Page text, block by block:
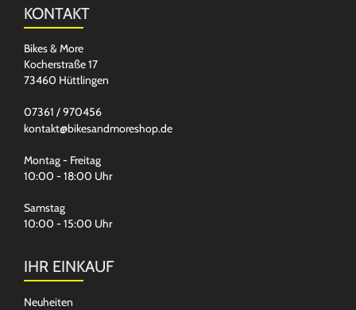
KONTAKT
Bikes & More
Kocherstraße 17
73460 Hüttlingen
07361 / 970456
kontakt@bikesandmoreshop.de
Montag - Freitag
10:00 - 18:00 Uhr
Samstag
10:00 - 15:00 Uhr
IHR EINKAUF
Neuheiten